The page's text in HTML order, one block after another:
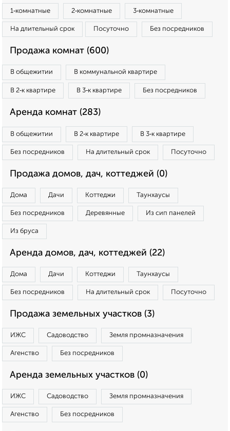
1‑комнатные 2‑комнатные 3‑комнатные
На длительный срок Посуточно Без посредников
Продажа комнат (600)
В общежитии В коммунальной квартире
В 2‑к квартире В 3‑к квартире Без посредников
Аренда комнат (283)
В общежитии В 2‑к квартире В 3‑к квартире
Без посредников На длительный срок Посуточно
Продажа домов, дач, коттеджей (0)
Дома Дачи Коттеджи Таунхаусы
Без посредников Деревянные Из сип панелей
Из бруса
Аренда домов, дач, коттеджей (22)
Дома Дачи Коттеджи Таунхаусы
Без посредников На длительный срок Посуточно
Продажа земельных участков (3)
ИЖС Садоводство Земля промназначения
Агенство Без посредников
Аренда земельных участков (0)
ИЖС Садоводство Земля промназначения
Агенство Без посредников